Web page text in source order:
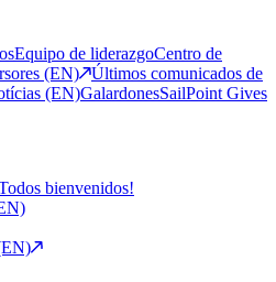
Equipo de liderazgoCentro de
(EN)
Últimos comunicados de
(EN)GalardonesSailPoint Gives
bienvenidos!